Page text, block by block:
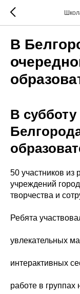
В
В
50 участников из
учреждений
творчества и
Ребята
увлекательных
интерактивных
работе в